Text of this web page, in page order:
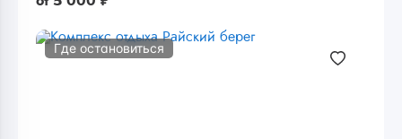
Где остановиться